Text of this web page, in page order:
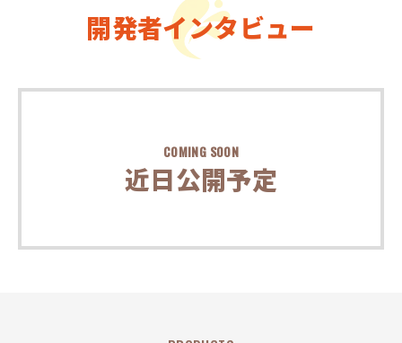
開発者インタビュー
COMING SOON
近日公開予定